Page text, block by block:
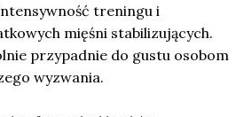
treningu i
mięśni stabilizujących.
przypadnie do gustu osobom
wyzwania.